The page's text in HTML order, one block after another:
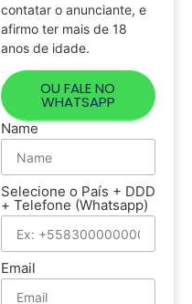
contatar o anunciante, e
afirmo ter mais de 18
anos de idade.
OU FALE NO
WHATSAPP
Name
Selecione o País + DDD
+ Telefone (Whatsapp)
Email